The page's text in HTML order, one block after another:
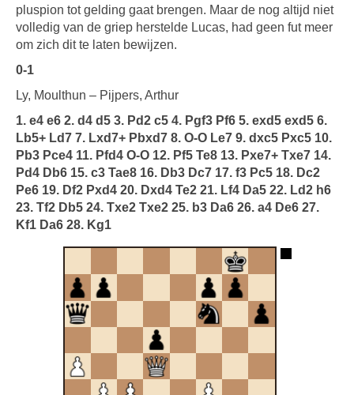
pluspion tot gelding gaat brengen. Maar de nog altijd niet
volledig van de griep herstelde Lucas, had geen fut meer
om zich dit te laten bewijzen.
0-1
Ly, Moulthun – Pijpers, Arthur
1. e4 e6 2. d4 d5 3. Pd2 c5 4. Pgf3 Pf6 5. exd5 exd5 6.
Lb5+ Ld7 7. Lxd7+ Pbxd7 8. O-O Le7 9. dxc5 Pxc5 10.
Pb3 Pce4 11. Pfd4 O-O 12. Pf5 Te8 13. Pxe7+ Txe7 14.
Pd4 Db6 15. c3 Tae8 16. Db3 Dc7 17. f3 Pc5 18. Dc2
Pe6 19. Df2 Pxd4 20. Dxd4 Te2 21. Lf4 Da5 22. Ld2 h6
23. Tf2 Db5 24. Txe2 Txe2 25. b3 Da6 26. a4 De6 27.
Kf1 Da6 28. Kg1